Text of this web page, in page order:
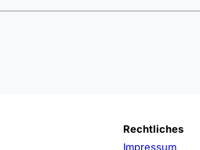
Rechtliches
Impressum